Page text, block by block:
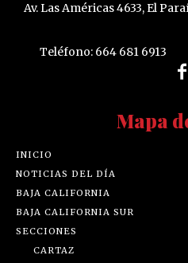
Av. Las Américas 4633, El
Teléfono: 664 681 6913
Mapa
INICIO
NOTICIAS DEL DÍA
BAJA CALIFORNIA
BAJA CALIFORNIA SUR
SECCIONES
CARTAZ